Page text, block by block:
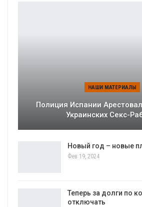
НАШИ МАТЕРИАЛЫ
Полиция Испании
Украинских Секс-
Новый год – новые
Фев 19, 2024
Теперь за долги по
отключать